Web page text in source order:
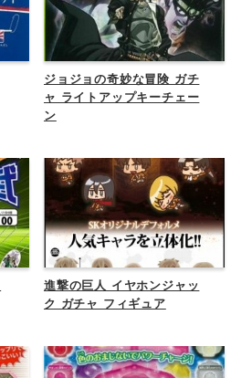
ジョジョの奇妙な冒険 ガチ
ャ ライトアップキーチェー
ン
進撃の巨人 イヤホンジャッ
ク ガチャ フィギュア